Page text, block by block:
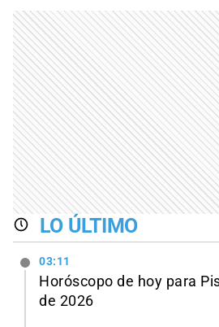
LO ÚLTIMO
03:11
Horóscopo de hoy para
de 2026